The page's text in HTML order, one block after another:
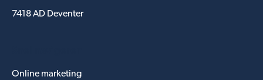
7418 AD Deventer
Online marketing